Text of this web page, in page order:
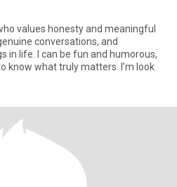
values honesty and meaningful
conversations, and
in life. I can be fun and humorous,
know what truly matters. I’m look